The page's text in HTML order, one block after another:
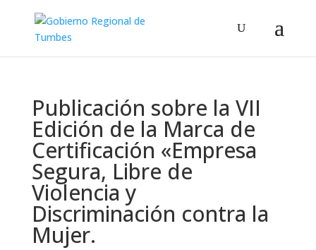
Publicación sobre la VII
Edición de la Marca de
Certificación «Empresa
Segura, Libre de
Violencia y
Discriminación contra la
Mujer.